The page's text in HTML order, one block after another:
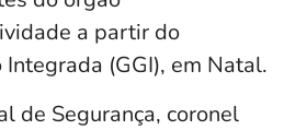
a partir do
(GGI), em Natal.
de Segurança, coronel